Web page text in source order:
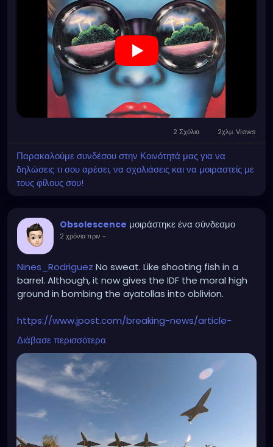
2 Σχόλια 2χλμ. Views
Παρακαλούμε συνδέσου στην Κοινότητά μας για να
δηλώσεις τι σου αρέσει, να σχολιάσεις και να μοιραστείς με
τους φίλους σου!
Obsolescence μοιράστηκε ένα σύνδεσμο
2 χρόνια πριν -
Nines_Rodriguez No sweat. Like shooting fish in a
barrel. Although, it now gives the IDF the moral high
ground in bombing the ayatollas into oblivion.
https://www.jpost.com/breaking-news/article-
796838
Διάβασε περισσότερα